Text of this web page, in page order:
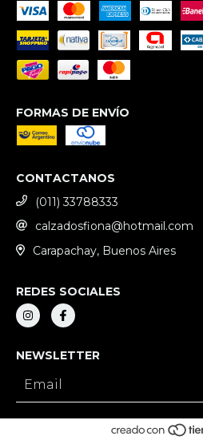
FORMAS DE ENVÍO
CONTACTANOS
(011) 33788333
calzadosfiona@hotmail.com
Carapachay, Buenos Aires
REDES SOCIALES
NEWSLETTER